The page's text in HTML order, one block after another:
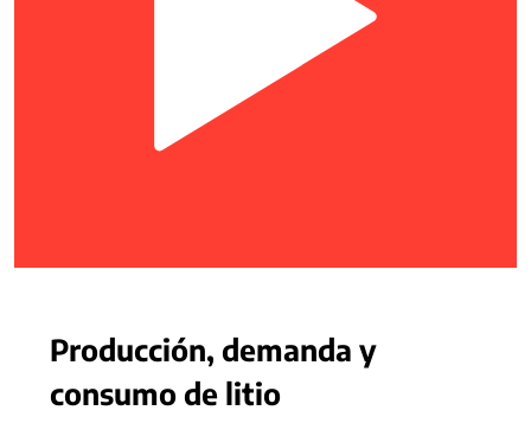
Producción, demanda y
consumo de litio